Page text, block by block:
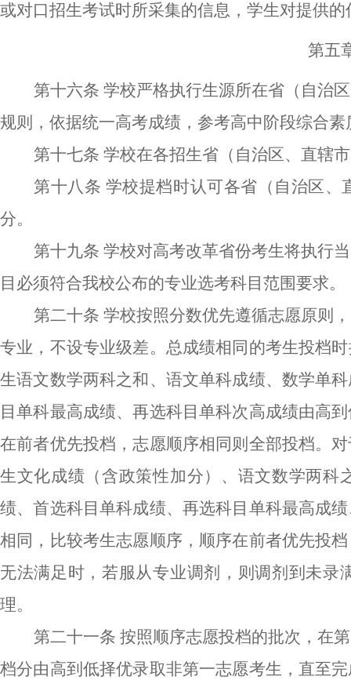
或对口招生考试时所采集的信息，学生对提供
第五
第十六条 学校严格执行生源所在省（自治
规则，依据统一高考成绩，参考高中阶段综合
第十七条 学校在各招生省（自治区、直辖
第十八条 学校提档时认可各省（自治区、
分。
第十九条 学校对高考改革省份考生将执行
目必须符合我校公布的专业选考科目范围要求。
第二十条 学校按照分数优先遵循志愿原则，
专业，不设专业级差。
总成绩相同的考生投档
生语文数学两科之和、语文单科成绩、数学单
目单科最高成绩、再选科目单科次高成绩由高
在前者优先投档，志愿顺序相同则全部投档。
生文化成绩（含政策性加分）、语文数学两科
绩、首选科目单科成绩、再选科目单科最高成
相同，比较考生志愿顺序，顺序在前者优先投
无法满足时，若服从专业调剂，则调剂到未
理。
第二十一条 按照顺序志愿投档的批次，在
档分由高到低择优录取非第一志愿考生，直至